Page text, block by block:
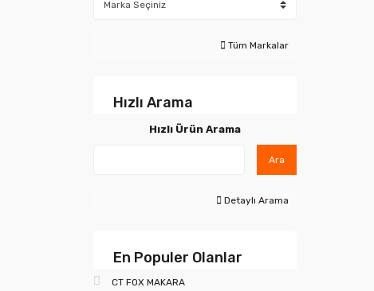
Tüm Markalar
Hızlı Arama
Hızlı Ürün Arama
Ara
Detaylı Arama
En Populer Olanlar
CT FOX MAKARA